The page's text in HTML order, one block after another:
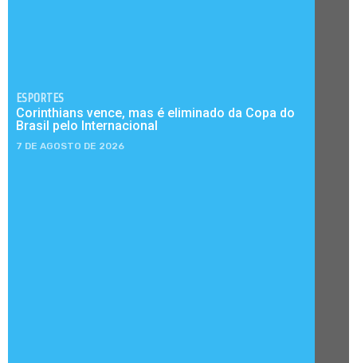
ESPORTES
Corinthians vence, mas é eliminado da Copa do
Brasil pelo Internacional
7 DE AGOSTO DE 2026